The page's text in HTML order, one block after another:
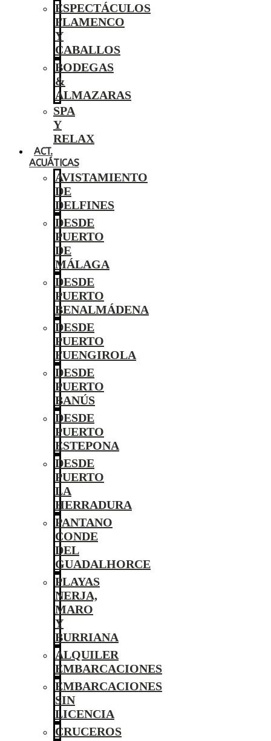
ESPECTÁCULOS
FLAMENCO
Y
CABALLOS
BODEGAS
&
ALMAZARAS
SPA
Y
RELAX
ACT.
ACUÁTICAS
AVISTAMIENTO
DE
DELFINES
DESDE
PUERTO
DE
MÁLAGA
DESDE
PUERTO
BENALMÁDENA
DESDE
PUERTO
FUENGIROLA
DESDE
PUERTO
BANÚS
DESDE
PUERTO
ESTEPONA
DESDE
PUERTO
LA
HERRADURA
PANTANO
CONDE
DEL
GUADALHORCE
PLAYAS
NERJA,
MARO
Y
BURRIANA
ALQUILER
EMBARCACIONES
EMBARCACIONES
SIN
LICENCIA
CRUCEROS